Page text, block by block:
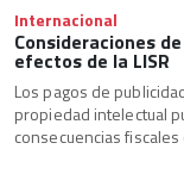
Internacional
Consideraciones
efectos de la LISR
Los pagos de
propiedad intelectual
consecuencias